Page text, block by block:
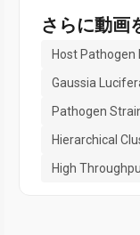
さらに動画
Host Pathogen
Gaussia
Pathogen
Hierarchical
High